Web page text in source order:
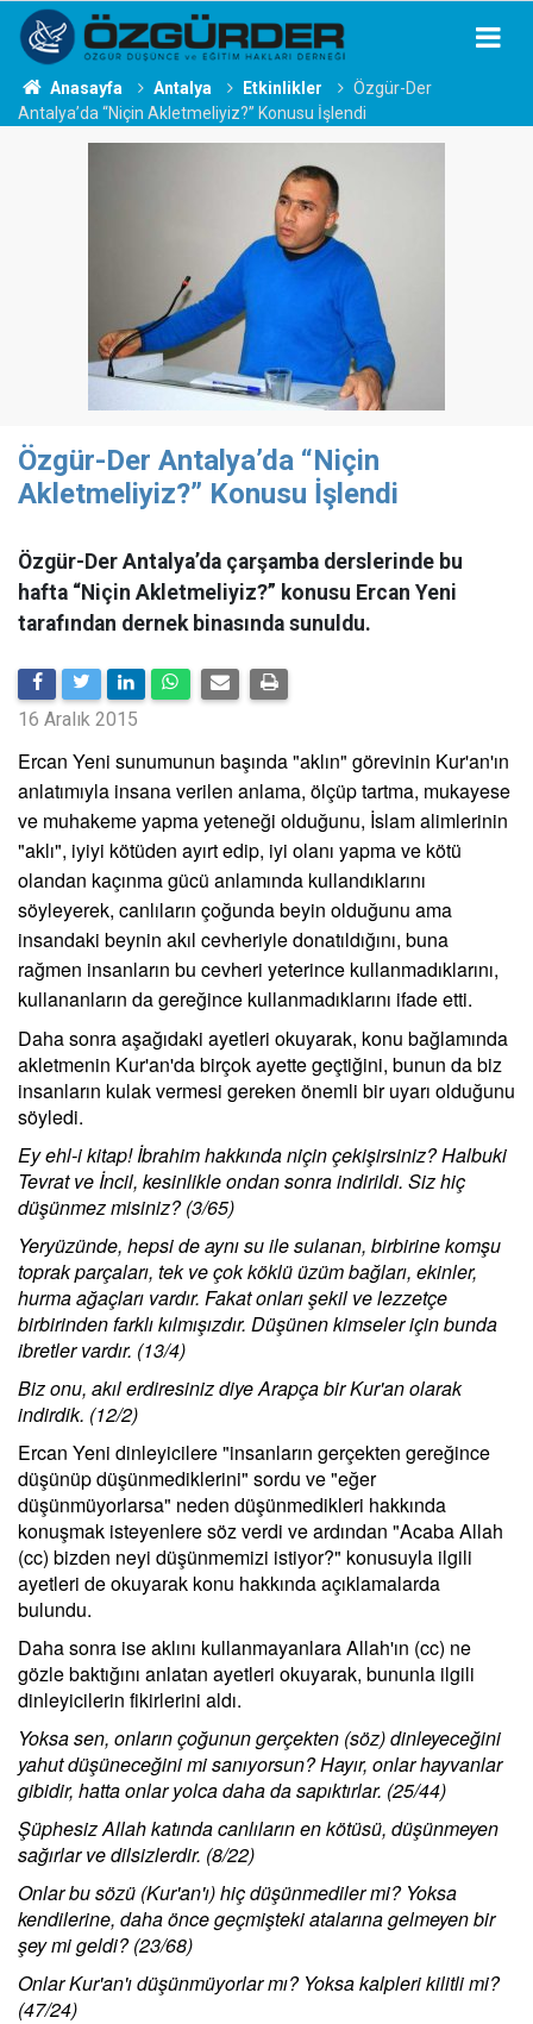
Anasayfa Antalya Etkinlikler
Özgür-Der
Antalya’da “Niçin Akletmeliyiz?” Konusu İşlendi
Özgür-Der Antalya’da “Niçin
Akletmeliyiz?” Konusu İşlendi
Özgür-Der Antalya’da çarşamba derslerinde bu
hafta “Niçin Akletmeliyiz?” konusu Ercan Yeni
tarafından dernek binasında sunuldu.
16 Aralık 2015
Ercan Yeni sunumunun başında "aklın" görevinin Kur'an'ın
anlatımıyla insana verilen anlama, ölçüp tartma, mukayese
ve muhakeme yapma yeteneği olduğunu, İslam alimlerinin
"aklı", iyiyi kötüden ayırt edip, iyi olanı yapma ve kötü
olandan kaçınma gücü anlamında kullandıklarını
söyleyerek, canlıların çoğunda beyin olduğunu ama
insandaki beynin akıl cevheriyle donatıldığını, buna
rağmen insanların bu cevheri yeterince kullanmadıklarını,
kullananların da gereğince kullanmadıklarını ifade etti.
Daha sonra aşağıdaki ayetleri okuyarak, konu bağlamında
akletmenin Kur'an'da birçok ayette geçtiğini, bunun da biz
insanların kulak vermesi gereken önemli bir uyarı olduğunu
söyledi.
Ey ehl-i kitap! İbrahim hakkında niçin çekişirsiniz? Halbuki
Tevrat ve İncil, kesinlikle ondan sonra indirildi. Siz hiç
düşünmez misiniz? (3/65)
Yeryüzünde, hepsi de aynı su ile sulanan, birbirine komşu
toprak parçaları, tek ve çok köklü üzüm bağları, ekinler,
hurma ağaçları vardır. Fakat onları şekil ve lezzetçe
birbirinden farklı kılmışızdır. Düşünen kimseler için bunda
ibretler vardır. (13/4)
Biz onu, akıl erdiresiniz diye Arapça bir Kur'an olarak
indirdik. (12/2)
Ercan Yeni dinleyicilere "insanların gerçekten gereğince
düşünüp düşünmediklerini" sordu ve "eğer
düşünmüyorlarsa" neden düşünmedikleri hakkında
konuşmak isteyenlere söz verdi ve ardından "Acaba Allah
(cc) bizden neyi düşünmemizi istiyor?" konusuyla ilgili
ayetleri de okuyarak konu hakkında açıklamalarda
bulundu.
Daha sonra ise aklını kullanmayanlara Allah'ın (cc) ne
gözle baktığını anlatan ayetleri okuyarak, bununla ilgili
dinleyicilerin fikirlerini aldı.
Yoksa sen, onların çoğunun gerçekten (söz) dinleyeceğini
yahut düşüneceğini mi sanıyorsun? Hayır, onlar hayvanlar
gibidir, hatta onlar yolca daha da sapıktırlar. (25/44)
Şüphesiz Allah katında canlıların en kötüsü, düşünmeyen
sağırlar ve dilsizlerdir. (8/22)
Onlar bu sözü (Kur'an'ı) hiç düşünmediler mi? Yoksa
kendilerine, daha önce geçmişteki atalarına gelmeyen bir
şey mi geldi? (23/68)
Onlar Kur'an'ı düşünmüyorlar mı? Yoksa kalpleri kilitli mi?
(47/24)